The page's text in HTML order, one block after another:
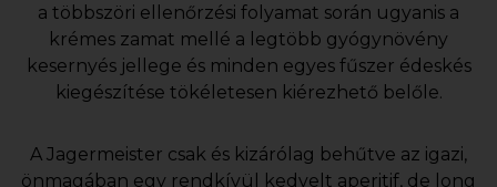
a többszöri ellenőrzési folyamat során ugyanis a
krémes zamat mellé a legtöbb gyógynövény
kesernyés jellege és minden egyes fűszer édeskés
kiegészítése tökéletesen kiérezhető belőle.
A Jagermeister csak és kizárólag behűtve az igazi,
önmagában egy rendkívül kedvelt aperitif, de long